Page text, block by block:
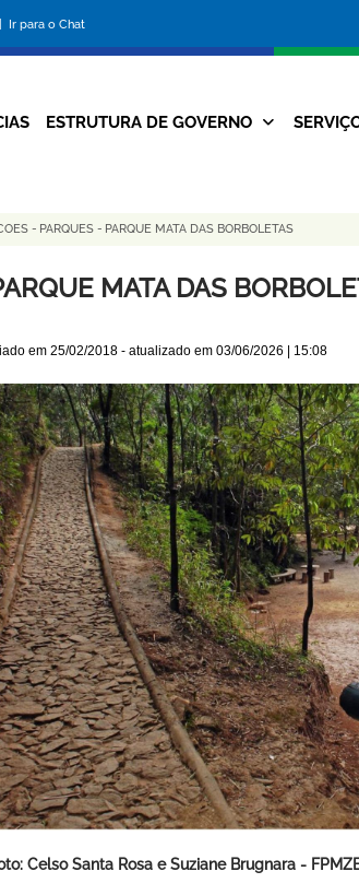
Ir para o Chat
da
Prefeitura
Navegação
ESTRUTURA DE GOVERNO
- PARQUES - PARQUE MATA DAS BORBOLETAS
MATA DAS
em 25/02/2018- atualizado em 03/06/2026 | 15:08
Celso Santa Rosa e Suziane Brugnara -